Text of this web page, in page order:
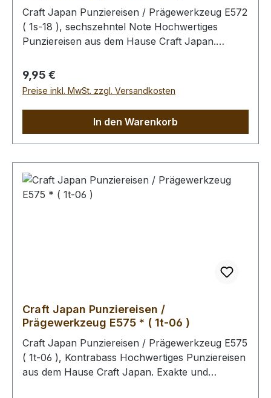
Craft Japan Punziereisen / Prägewerkzeug E572
( 1s-18 ), sechszehntel Note Hochwertiges
Punziereisen aus dem Hause Craft Japan.
Serie an Punziereisen aus. Abmessungen: Breite:
14 mm, Länge: 14,5 mm Zum Punzieren des
Leders bitte die Oberfläche mit einem Schwamm
muss saugfähig sein). Im Anschluss kann das
Leder gefärbt werden. Unabhängig davon, ob
abschliessend die Oberfläche mit unserem Leder
- Pflege - Finish zu behandeln (Oberfläche wird
schmutz- und wasserabweisend). Bitte benutzen
Regulärer Preis:
9,95 €
Preise inkl. MwSt. zzgl. Versandkosten
In den Warenkorb
Craft Japan Punziereisen /
Prägewerkzeug E575 * ( 1t-06 )
Craft Japan Punziereisen / Prägewerkzeug E575
( 1t-06 ), Kontrabass Hochwertiges Punziereisen
aus dem Hause Craft Japan. Exakte und